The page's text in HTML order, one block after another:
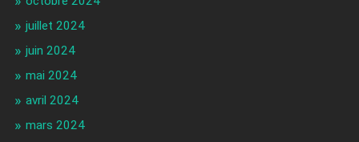
juillet 2024
juin 2024
mai 2024
avril 2024
mars 2024